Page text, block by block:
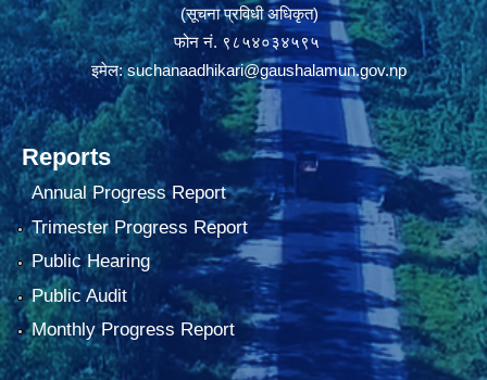
(सूचना प्रविधी अधिकृत)
फोन नं. ९८५४०३४५९५
इमेल:suchanaadhikari@gaushalamun.gov.np
Reports
Annual Progress Report
Trimester Progress Report
Public Hearing
Public Audit
Monthly Progress Report